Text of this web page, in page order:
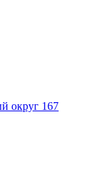
округ 167